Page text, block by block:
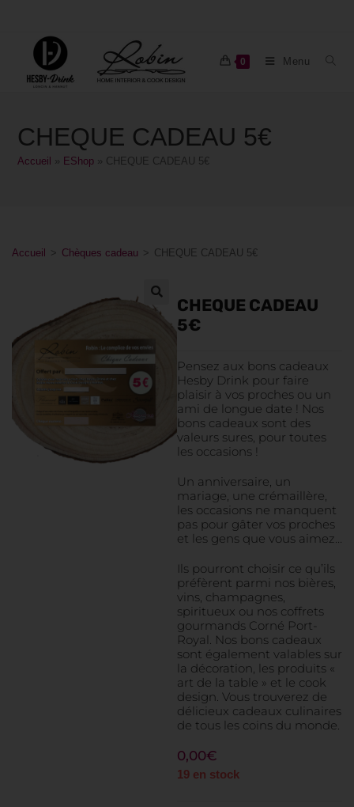
0 Menu
CHEQUE CADEAU 5€
Accueil EShop CHEQUE CADEAU 5€
Accueil > Chèques cadeau > CHEQUE CADEAU 5€
CHEQUE CADEAU
5€
Pensez aux bons cadeaux
Hesby Drink pour faire
plaisir à vos proches ou un
ami de longue date ! Nos
bons cadeaux sont des
valeurs sures, pour toutes
les occasions !
Un anniversaire, un
mariage, une crémaillère,
les occasions ne manquent
pas pour gâter vos proches
et les gens que vous aimez…
Ils pourront choisir ce qu’ils
préfèrent parmi nos bières,
vins, champagnes,
spiritueux ou nos coffrets
gourmands Corné Port-
Royal. Nos bons cadeaux
sont également valables sur
la décoration, les produits «
art de la table » et le cook
design. Vous trouverez de
délicieux cadeaux culinaires
de tous les coins du monde.
0,00€
19 en stock